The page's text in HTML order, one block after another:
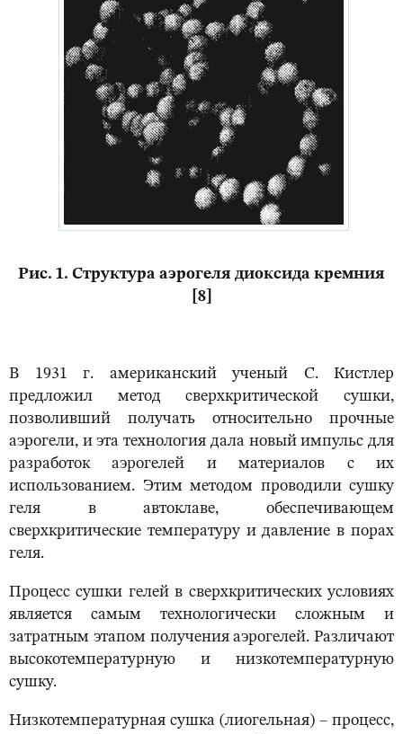
Рис. 1. Структура аэрогеля диоксида кремния
[8]
В 1931 г. американский ученый С. Кистлер
предложил метод сверхкритической сушки,
позволивший получать относительно прочные
аэрогели, и эта технология дала новый импульс для
разработок аэрогелей и материалов с их
использованием. Этим методом проводили сушку
геля в автоклаве, обеспечивающем
сверхкритические температуру и давление в порах
геля.
Процесс сушки гелей в сверхкритических условиях
является самым технологически сложным и
затратным этапом получения аэрогелей. Различают
высокотемпературную и низкотемпературную
сушку.
Низкотемпературная сушка (лиогельная) – процесс,